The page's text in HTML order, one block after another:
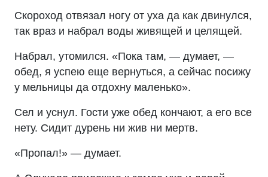
Скороход отвязал ногу от уха да как двинулся,
так враз и набрал воды живящей и целящей.
Набрал, утомился. «Пока там, — думает, —
обед, я успею еще вернуться, а сейчас посижу
у мельницы да отдохну маленько».
Сел и уснул. Гости уже обед кончают, а его все
нету. Сидит дурень ни жив ни мертв.
«Пропал!» — думает.